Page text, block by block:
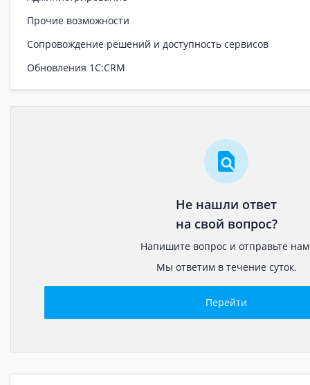
Прочие возможности
Сопровождение решений и доступность сервисов
Обновления 1С:CRM
Не нашли ответ
на свой вопрос?
Напишите вопрос и отправьте
Мы ответим в течение суток.
Перейти